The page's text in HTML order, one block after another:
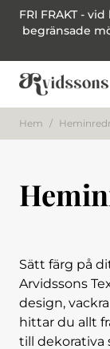
FRI FRAKT -
begränsade
Hem /
Sätt färg på
Arvidssons
design,
hittar du allt
till dekorativa